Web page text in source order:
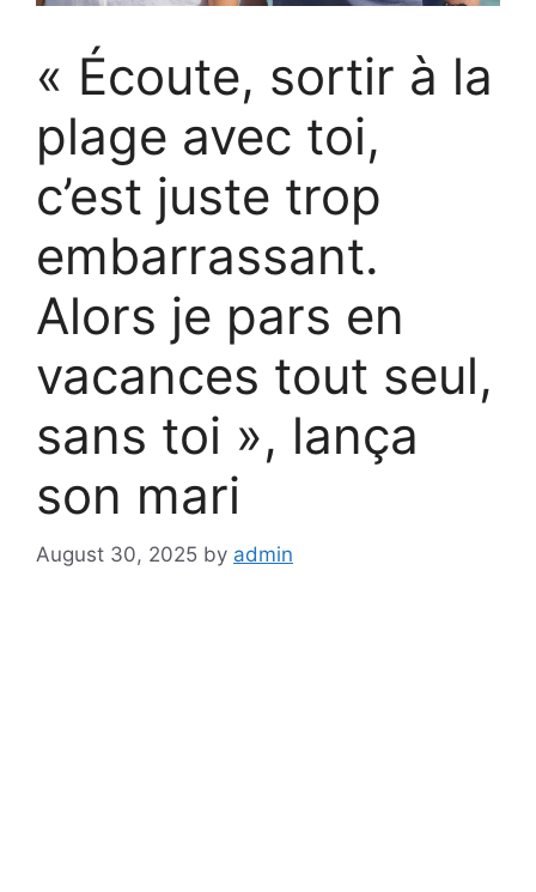
« Écoute, sortir à la
plage avec toi,
c’est juste trop
embarrassant.
Alors je pars en
vacances tout seul,
sans toi », lança
son mari
August 30, 2025 by admin